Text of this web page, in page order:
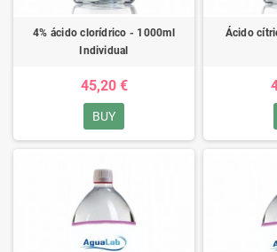
4% ácido clorídrico - 1000ml
Individual
45,20 €
BUY
Ácido